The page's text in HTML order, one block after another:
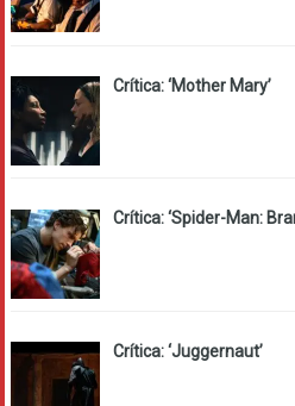
Crítica: ‘Mother Mary’
Crítica: ‘Spider-Man:
Crítica: ‘Juggernaut’